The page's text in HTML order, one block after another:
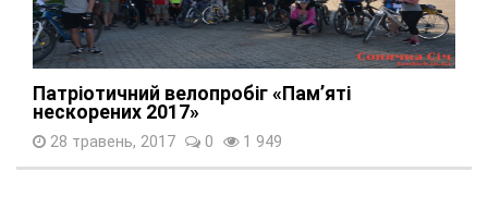
Патріотичний велопробіг «Пам’яті
нескорених 2017»
28 травень, 2017 0 1 949